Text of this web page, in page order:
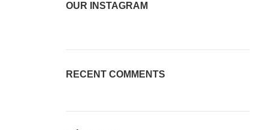
OUR INSTAGRAM
RECENT COMMENTS